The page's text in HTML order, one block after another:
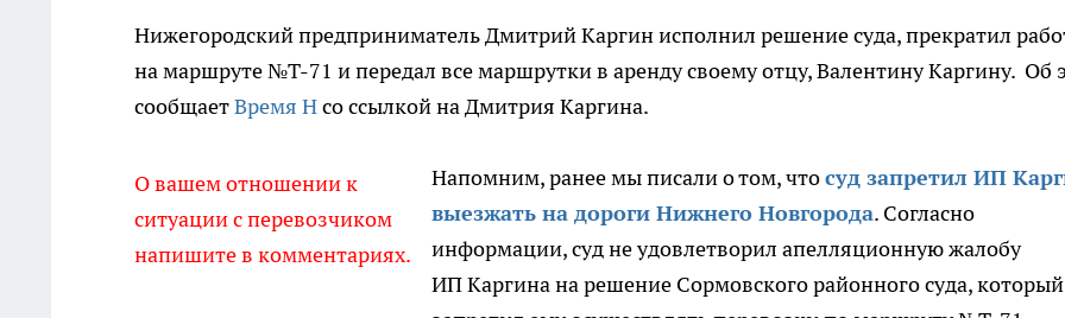
Нижегородский предприниматель Дмитрий Каргин исполнил решение суда, прекратил
на маршруте №Т-71 и передал все маршрутки в аренду своему отцу, Валентину Каргину. Об
сообщаетВремя Нсо ссылкой на Дмитрия Каргина.
О вашем отношении к
ситуации с перевозчиком
напишите в комментариях.
Напомним, ранее мы писали о том, чтосуд запретил ИП
выезжать на дороги Нижнего Новгорода. Согласно
информации, суд не удовлетворил апелляционную жалобу
ИП Каргина на решение Сормовского районного суда, который